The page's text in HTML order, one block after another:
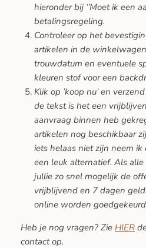
hieronder bij ‘’Moet ik een
betalingsregeling.
Controleer op het
artikelen in de
trouwdatum en eventuele
kleuren stof voor een
Klik op ’koop nu’ en
de tekst is het een
aanvraag binnen heb
artikelen nog beschikbaar
iets helaas niet zijn neem
een leuk alternatief. Als
jullie zo snel mogelijk de
vrijblijvend en 7 dagen
online worden
Heb je nog vragen? Zie HIER
contact op.